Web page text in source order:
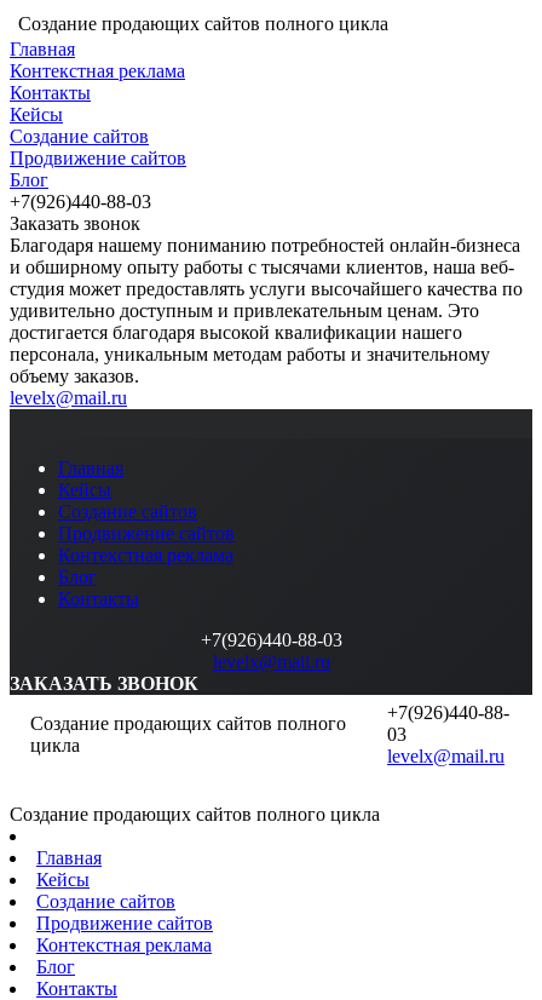
Создание продающих сайтов полного цикла
Главная
Контекстная реклама
Контакты
Кейсы
Создание сайтов
Продвижение сайтов
Блог
+7(926)440-88-03
Заказать звонок
Благодаря нашему пониманию потребностей онлайн-бизнеса
и обширному опыту работы с тысячами клиентов, наша веб-
студия может предоставлять услуги высочайшего качества по
удивительно доступным и привлекательным ценам. Это
достигается благодаря высокой квалификации нашего
персонала, уникальным методам работы и значительному
объему заказов.
levelx@mail.ru
Главная
Кейсы
Создание сайтов
Продвижение сайтов
Контекстная реклама
Блог
Контакты
+7(926)440-88-03
levelx@mail.ru
ЗАКАЗАТЬ ЗВОНОК
Создание продающих сайтов полного
цикла
+7(926)440-88-
03
levelx@mail.ru
Создание продающих сайтов полного цикла
Главная
Кейсы
Создание сайтов
Продвижение сайтов
Контекстная реклама
Блог
Контакты